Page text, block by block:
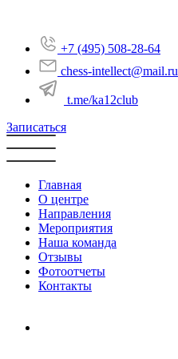
+7 (495) 508-28-64
chess-intellect@mail.ru
t.me/ka12club
Записаться
Главная
О центре
Направления
Мероприятия
Наша команда
Отзывы
Фотоотчеты
Контакты